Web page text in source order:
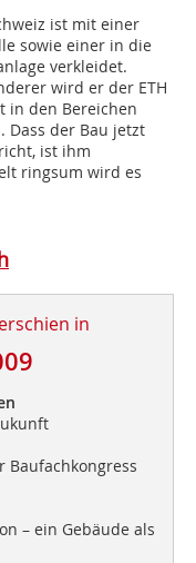
ist mit einer
sowie einer in die
verkleidet.
wird er der ETH
in den Bereichen
Dass der Bau jetzt
ist ihm
ringsum wird es
in
Baufachkongress
– ein Gebäude als